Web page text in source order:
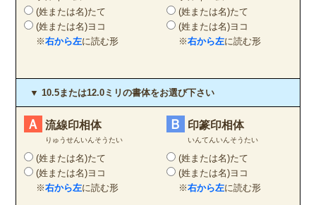
(姓または名)たて
(姓または名)ヨコ
※右から左に読む形
(姓または名)たて
(姓または名)ヨコ
※右から左に読む形
▼ 10.5または12.0ミリの書体をお選び下さい
Ａ 流線印相体
りゅうせんいんそうたい
(姓または名)たて
(姓または名)ヨコ
※右から左に読む形
Ｂ 印篆印相体
いんてんいんそうたい
(姓または名)たて
(姓または名)ヨコ
※右から左に読む形